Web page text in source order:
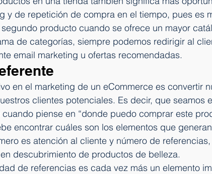
y de repetición de compra en el tiempo, pues es
producto cuando se ofrece un mayor
de categorías, siempre podemos redirigir al
email marketing u ofertas recomendadas.
en el marketing de un eCommerce es convertir
clientes potenciales. Es decir, que seamos
piense en “donde puedo comprar este
encontrar cuáles son los elementos que
es atención al cliente y número de
descubrimiento de productos de belleza.
de referencias es cada vez más un elemento